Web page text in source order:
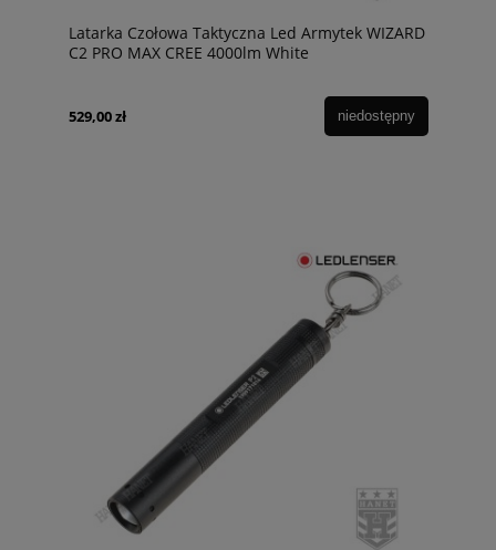
Latarka Czołowa Taktyczna Led Armytek WIZARD
C2 PRO MAX CREE 4000lm White
529,00 zł niedostępny